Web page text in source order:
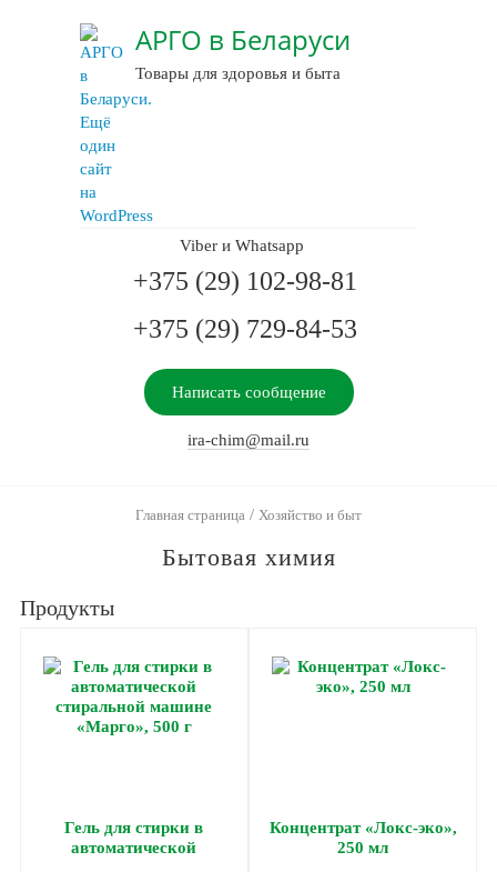
АРГО в Беларуси
Товары для здоровья и быта
Viber и Whatsapp
+375 (29) 102-98-81
+375 (29) 729-84-53
Написать сообщение
ira-chim@mail.ru
Главная страница / Хозяйство и быт
Бытовая химия
Продукты
Гель для стирки в
автоматической
Концентрат «Локс-эко»,
250 мл